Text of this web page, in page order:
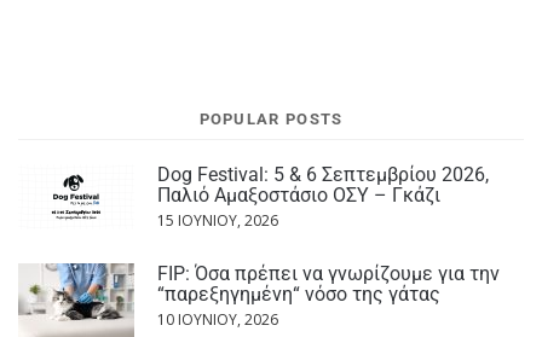
POPULAR POSTS
Dog Festival: 5 & 6 Σεπτεμβρίου 2026,
Παλιό Αμαξοστάσιο ΟΣΥ – Γκάζι
15 ΙΟΥΝΊΟΥ, 2026
FIP: Όσα πρέπει να γνωρίζουμε για την
“παρεξηγημένη“ νόσο της γάτας
10 ΙΟΥΝΊΟΥ, 2026